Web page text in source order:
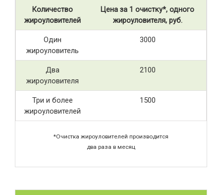
Количество
жироуловителей
Цена за 1 очистку*, одного
жироуловителя, руб.
Один
жироуловитель
3000
Два
жироуловителя
2100
Три и более
жироуловителей
1500
*Очистка жироуловителей производится
два раза в месяц